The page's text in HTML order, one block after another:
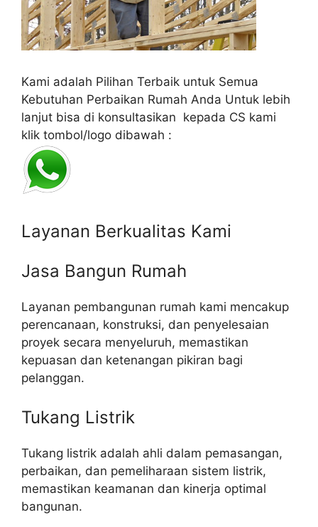
Kami adalah Pilihan Terbaik untuk Semua
Kebutuhan Perbaikan Rumah Anda Untuk lebih
lanjut bisa di konsultasikan kepada CS kami
klik tombol/logo dibawah :
Layanan Berkualitas Kami
Jasa Bangun Rumah
Layanan pembangunan rumah kami mencakup
perencanaan, konstruksi, dan penyelesaian
proyek secara menyeluruh, memastikan
kepuasan dan ketenangan pikiran bagi
pelanggan.
Tukang Listrik
Tukang listrik adalah ahli dalam pemasangan,
perbaikan, dan pemeliharaan sistem listrik,
memastikan keamanan dan kinerja optimal
bangunan.